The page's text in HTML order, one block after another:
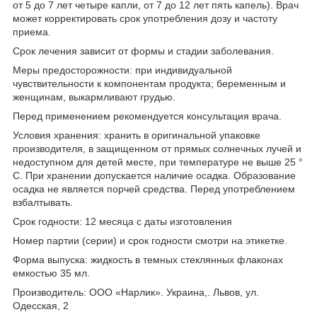
от 5 до 7 лет четыре капли, от 7 до 12 лет пять капель). Врач
может корректировать срок употребления дозу и частоту
приема.
Срок лечения зависит от формы и стадии заболевания.
Меры предосторожности: при индивидуальной
чувствительности к компонентам продукта; беременным и
женщинам, выкармливают грудью.
Перед применением рекомендуется консультация врача.
Условия хранения: хранить в оригинальной упаковке
производителя, в защищенном от прямых солнечных лучей и
недоступном для детей месте, при температуре не выше 25 °
С. При хранении допускается наличие осадка. Образование
осадка не является порчей средства. Перед употреблением
взбалтывать.
Срок годности: 12 месяца с даты изготовления
Номер партии (серии) и срок годности смотри на этикетке.
Форма выпуска: жидкость в темных стеклянных флаконах
емкостью 35 мл.
Производитель: ООО «Нарлик». Украина,. Львов, ул.
Одесская, 2